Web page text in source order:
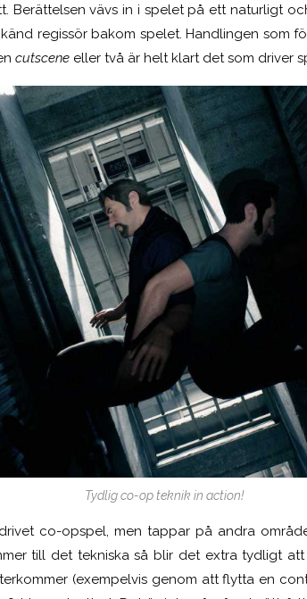
Berättelsen vävs in i spelet på ett naturligt
regissör bakom spelet. Handlingen som
cutscene eller två är helt klart det som driver
Tydlig co-op teknik in action!
co-opspel, men tappar på andra
till det tekniska så blir det extra tydligt
(exempelvis genom att flytta en